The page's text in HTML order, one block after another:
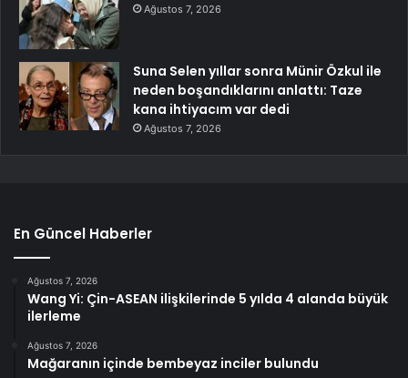
Ağustos 7, 2026
Suna Selen yıllar sonra Münir Özkul ile
neden boşandıklarını anlattı: Taze
kana ihtiyacım var dedi
Ağustos 7, 2026
En Güncel Haberler
Ağustos 7, 2026
Wang Yi: Çin-ASEAN ilişkilerinde 5 yılda 4 alanda büyük
ilerleme
Ağustos 7, 2026
Mağaranın içinde bembeyaz inciler bulundu